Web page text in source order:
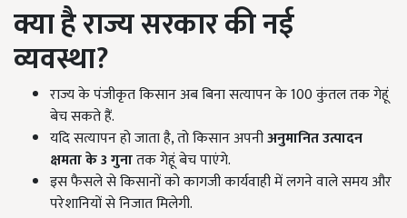
क्या है राज्य सरकार की नई
व्यवस्था?
राज्य के पंजीकृत किसान अब बिना सत्यापन के 100 कुंतल तक गेहूं
बेच सकते हैं.
यदि सत्यापन हो जाता है, तो किसान अपनीअनुमानित उत्पादन
क्षमता के 3गुनातक गेहूं बेच पाएंगे.
इस फैसले से किसानों को कागजी कार्यवाही में लगने वाले समय और
परेशानियों से निजात मिलेगी.